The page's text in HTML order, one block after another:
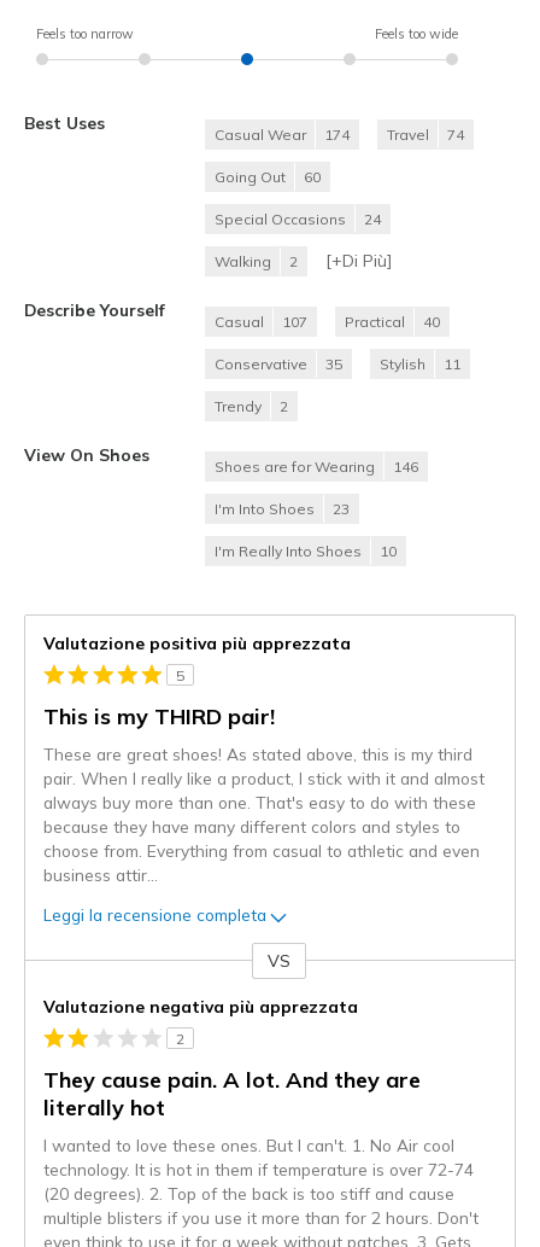
Feels too narrow Feels too wide
Best Uses
Casual Wear 174 Travel 74
Going Out 60
Special Occasions 24
Walking 2 [+Di Più]
Describe Yourself
Casual 107 Practical 40
Conservative 35 Stylish 11
Trendy 2
View On Shoes
Shoes are for Wearing 146
I'm Into Shoes 23
I'm Really Into Shoes 10
Valutazione positiva più apprezzata
5
This is my THIRD pair!
These are great shoes! As stated above, this is my third
pair. When I really like a product, I stick with it and almost
always buy more than one. That's easy to do with these
because they have many different colors and styles to
choose from. Everything from casual to athletic and even
business attir
Leggi la recensione completa
VS
Valutazione negativa più apprezzata
2
They cause pain. A lot. And they are
literally hot
I wanted to love these ones. But I can't. 1. No Air cool
technology. It is hot in them if temperature is over 72-74
(20 degrees). 2. Top of the back is too stiff and cause
multiple blisters if you use it more than for 2 hours. Don't
even think to use it for a week without patches. 3. Gets